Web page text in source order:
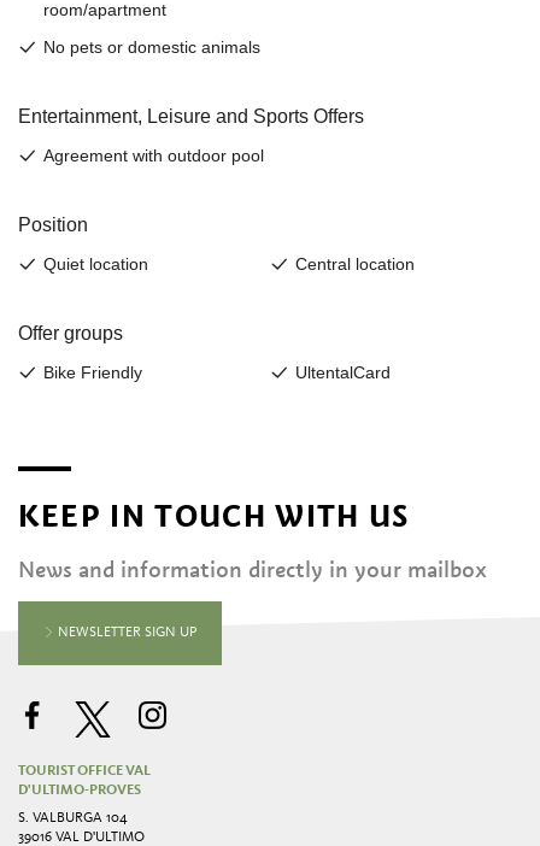
KEEP IN TOUCH WITH US
News and information directly in your mailbox
NEWSLETTER SIGN UP
TOURIST OFFICE VAL
D'ULTIMO-PROVES
S. VALBURGA 104
39016 VAL D'ULTIMO